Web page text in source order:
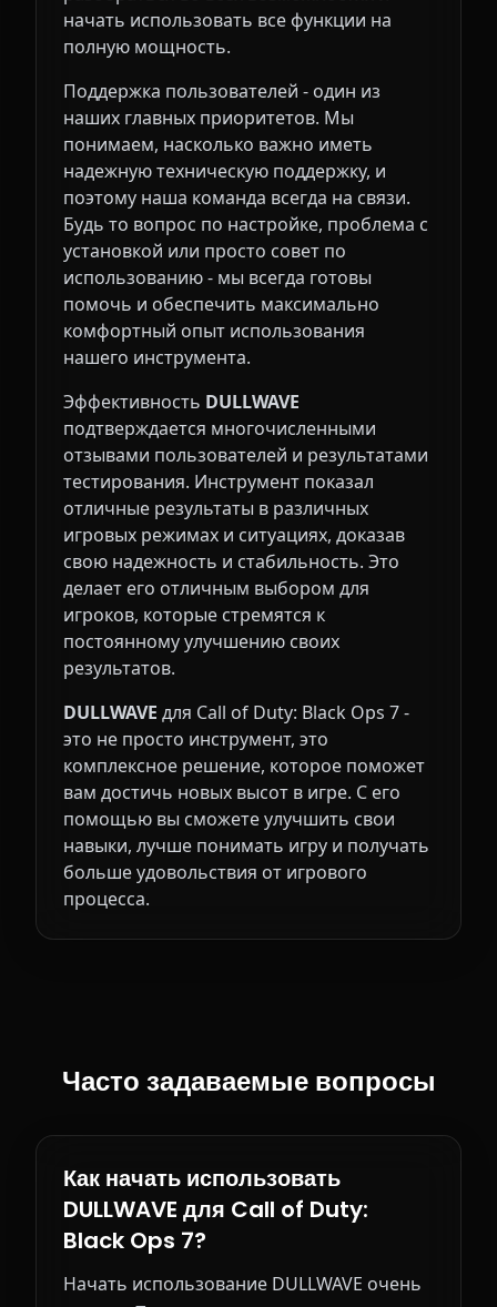
начать использовать все функции на
полную мощность.
Поддержка пользователей - один из
наших главных приоритетов. Мы
понимаем, насколько важно иметь
надежную техническую поддержку, и
поэтому наша команда всегда на связи.
Будь то вопрос по настройке, проблема с
установкой или просто совет по
использованию - мы всегда готовы
помочь и обеспечить максимально
комфортный опыт использования
нашего инструмента.
Эффективность DULLWAVE
подтверждается многочисленными
отзывами пользователей и результатами
тестирования. Инструмент показал
отличные результаты в различных
игровых режимах и ситуациях, доказав
свою надежность и стабильность. Это
делает его отличным выбором для
игроков, которые стремятся к
постоянному улучшению своих
результатов.
DULLWAVE для Call of Duty: Black Ops 7 -
это не просто инструмент, это
комплексное решение, которое поможет
вам достичь новых высот в игре. С его
помощью вы сможете улучшить свои
навыки, лучше понимать игру и получать
больше удовольствия от игрового
процесса.
Часто задаваемые вопросы
Как начать использовать
DULLWAVE для Call of Duty:
Black Ops 7?
Начать использование DULLWAVE очень